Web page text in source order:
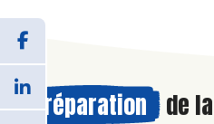
Préparation de la